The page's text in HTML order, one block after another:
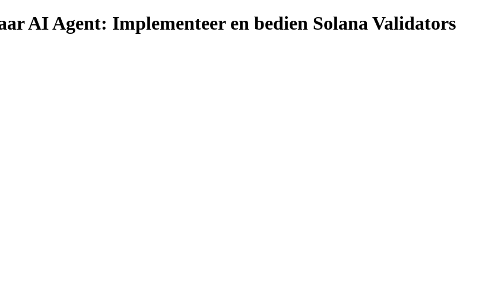
AI Agent: Implementeer en bedien Solana Validators